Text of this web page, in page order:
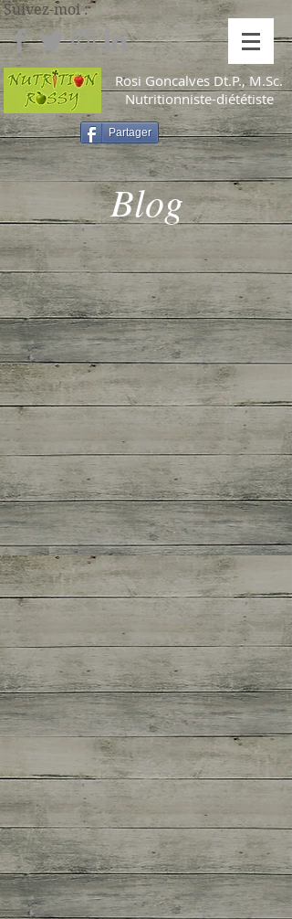
Rosi Goncalves Dt.P., M.Sc.
Nutritionniste-diététiste
Partager
Suivez-moi :
Blog